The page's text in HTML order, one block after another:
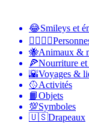
😂Smileys et
👩‍❤️‍💋‍👨
🐝Animaux &
🍕Nourriture et
🌇Voyages &
🥎Activités
📙Objets
💯Symboles
🇺🇸Drapeaux